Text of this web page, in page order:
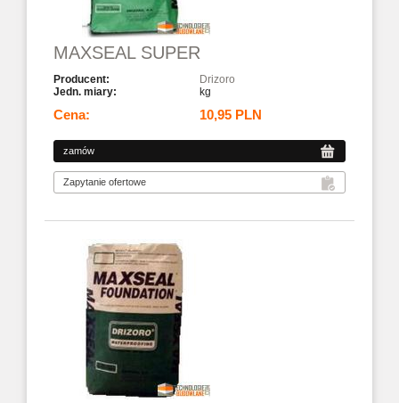
MAXSEAL SUPER
Drizoro
kg
10,95 PLN